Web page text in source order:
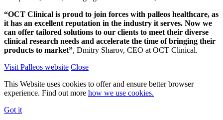
“OCT Clinical is proud to join forces with palleos healthcare, as
it has an excellent reputation in the industry it serves. Now we
can offer tailored solutions to our clients to meet their diverse
clinical research needs and accelerate the time of bringing their
products to market”, Dmitry Sharov, CEO at OCT Clinical.
Visit Palleos website Close
This Website uses cookies to offer and ensure better browser
experience. Find out more how we use cookies.
Got it